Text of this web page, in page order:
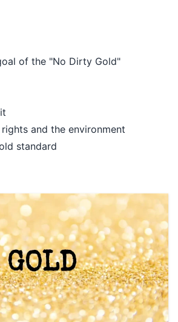
of the "No Dirty Gold"
and the environment
standard